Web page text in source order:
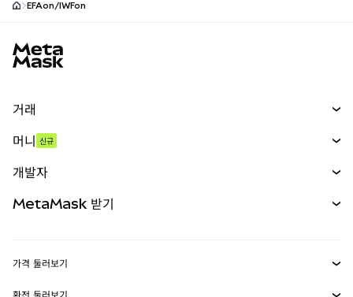
EFAon/IWFon
거래
무기한 선물
실물자산
머니 신규
개발자
MetaMask 받기
가격 둘러보기